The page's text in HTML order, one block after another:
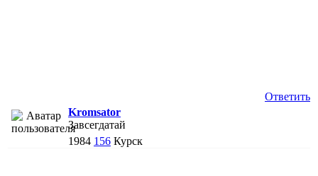
Ответить
Kromsator
Завсегдатай
1984 156 Курск